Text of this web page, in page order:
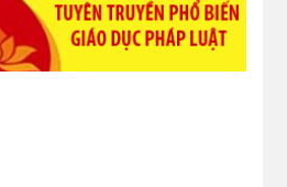
Đua thuyền truyền thống Krông
Ana - Đắk Lắk
Đua thuyền truyền thống Krông